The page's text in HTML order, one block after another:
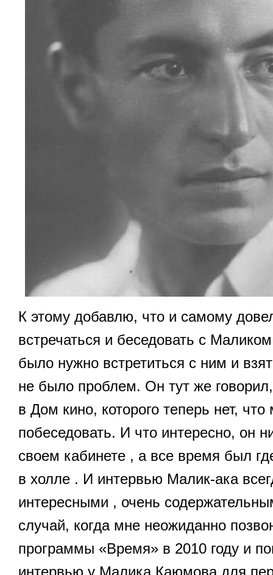
К этому добавлю, что и самому
встречаться и беседовать с
было нужно встретиться с ним и
не было проблем. Он тут же
в Дом кино, которого теперь нет,
побеседовать. И что интересно, он
своем кабинете , а все время был
в холле . И интервью Малик-ака
интересными , очень
случай, когда мне неожиданно
программы «Время» в 2010 году и
интервью у Малика Каюмова для